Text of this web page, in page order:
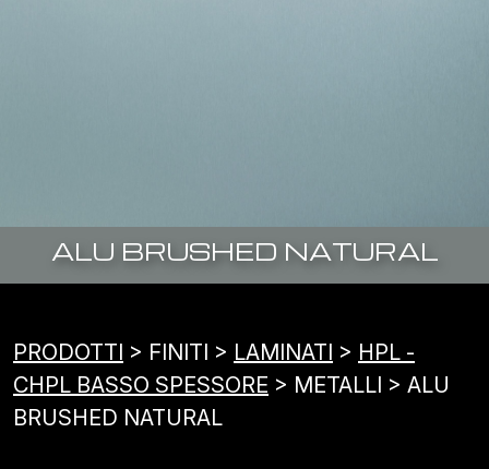
ALU BRUSHED NATURAL
PRODOTTI > FINITI > LAMINATI > HPL -
CHPL BASSO SPESSORE > METALLI > ALU
BRUSHED NATURAL